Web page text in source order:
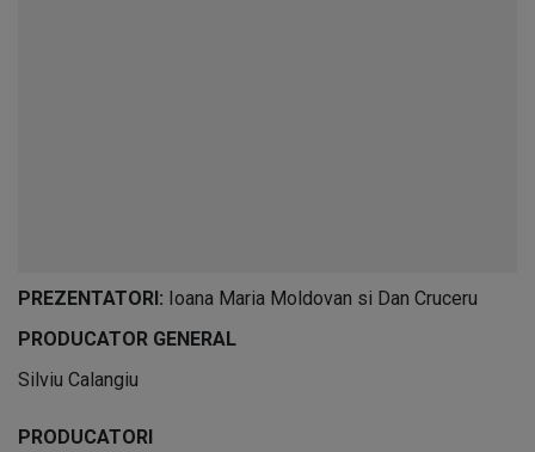
PREZENTATORI: Ioana Maria Moldovan si Dan Cruceru
PRODUCATOR GENERAL
Silviu Calangiu
PRODUCATORI